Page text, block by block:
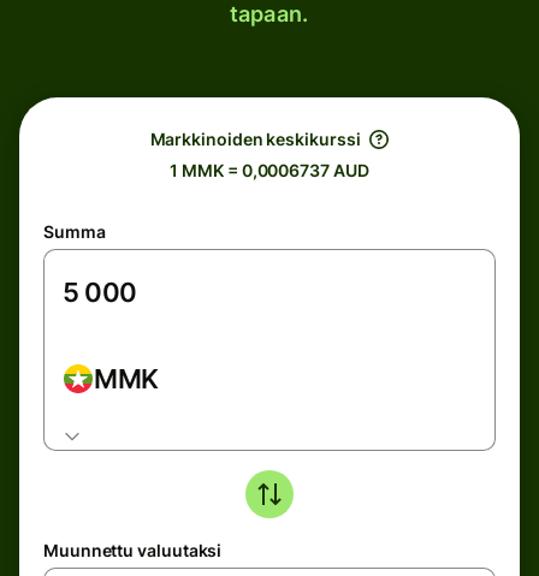
tapaan.
Markkinoiden keskikurssi
1 MMK = 0,0006737 AUD
Summa
MMK
Muunnettu valuutaksi